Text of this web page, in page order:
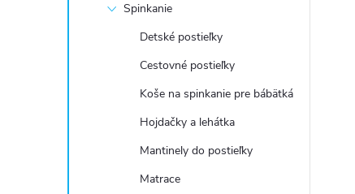
Spinkanie
Detské postieľky
Cestovné postieľky
Koše na spinkanie pre bábätká
Hojdačky a lehátka
Mantinely do postieľky
Matrace